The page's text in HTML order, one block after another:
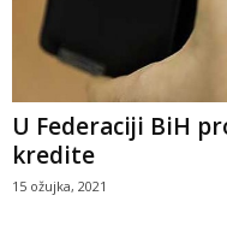
U Federaciji BiH
kredite
15 ožujka, 2021